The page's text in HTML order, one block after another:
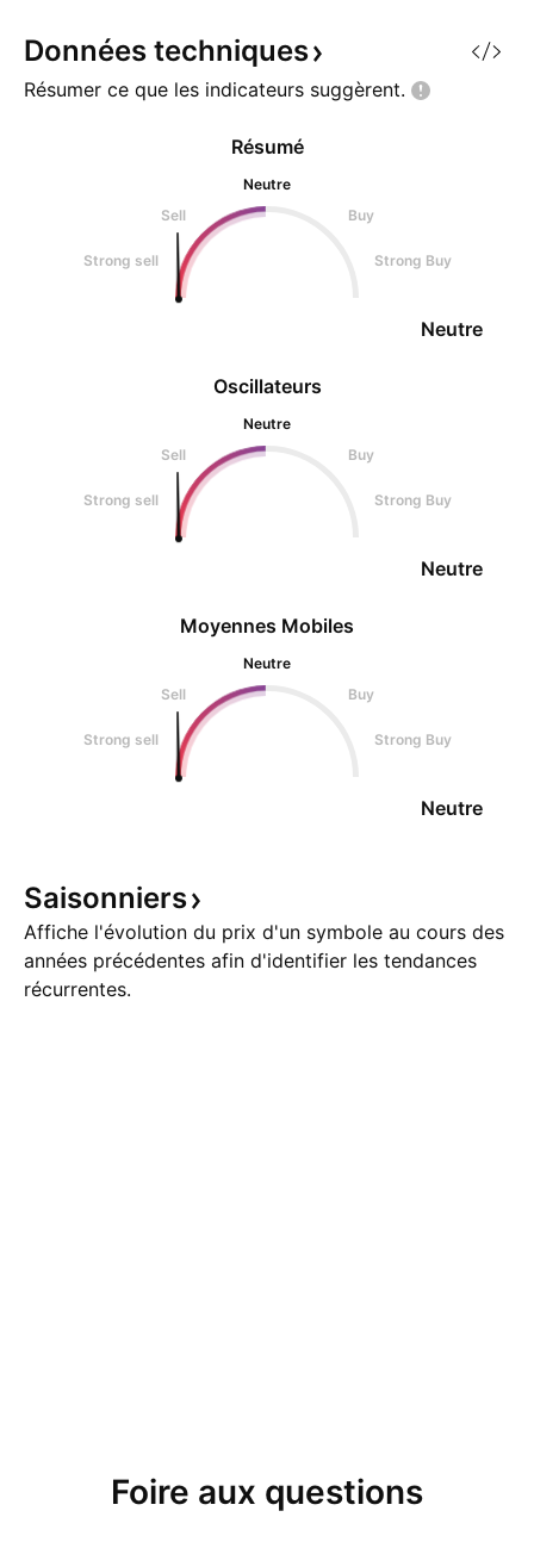
Données techniques
Résumer ce que les indicateurs suggèrent.
Oscillateurs
Neutre
Sell
Buy
Strong sell Strong Buy
Neutre
Résumé
Neutre
Sell
Buy
Strong sell Strong Buy
Neutre
Moyennes Mobiles
Neutre
Sell
Buy
Strong sell Strong Buy
Neutre
Saisonniers
Affiche l'évolution du prix d'un symbole au cours des
années précédentes afin d'identifier les tendances
récurrentes.
Foire aux questions